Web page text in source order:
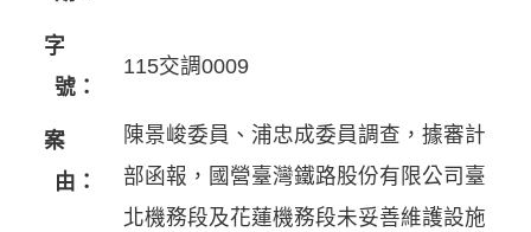
字
號：
115交調0009
案
由：
陳景峻委員、浦忠成委員調查，據審計
部函報，國營臺灣鐵路股份有限公司臺
北機務段及花蓮機務段未妥善維護設施